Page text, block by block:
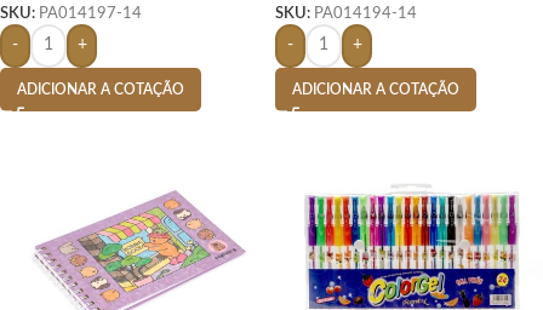
SKU: PA014197-14
- +
ADICIONAR A COTAÇÃO
SKU: PA014194-14
- +
ADICIONAR A COTAÇÃO